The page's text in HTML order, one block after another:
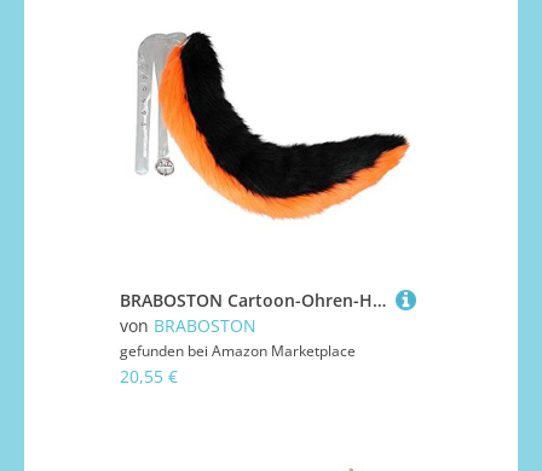
BRABOSTON Cartoon-Ohren-Haarband, Kopfbedeckung, Plüsch-Ohren für Cosplay, Haar-Accessoires, Damen, Mädchen, Kinder, Party, Halloween, Geburtstag, Party, Cosplay, Performance-Simulation
von BRABOSTON
gefunden bei Amazon Marketplace
20,55 €